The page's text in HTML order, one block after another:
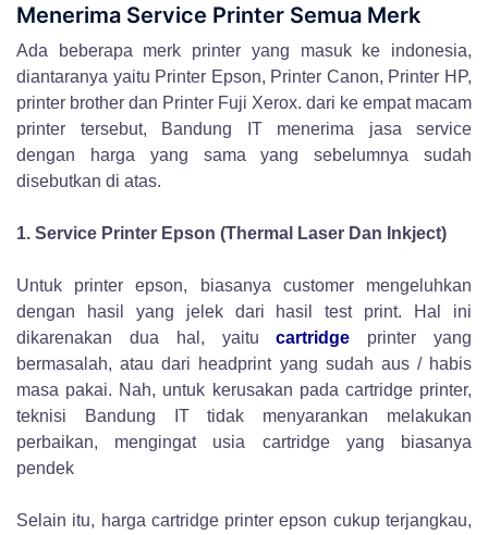
Menerima Service Printer Semua Merk
Ada beberapa merk printer yang masuk ke indonesia,
diantaranya yaitu Printer Epson, Printer Canon, Printer HP,
printer brother dan Printer Fuji Xerox. dari ke empat macam
printer tersebut, Bandung IT menerima jasa service
dengan harga yang sama yang sebelumnya sudah
disebutkan di atas.
1. Service Printer Epson (Thermal Laser Dan Inkject)
Untuk printer epson, biasanya customer mengeluhkan
dengan hasil yang jelek dari hasil test print. Hal ini
dikarenakan dua hal, yaitucartridge printer yang
bermasalah, atau dari headprint yang sudah aus / habis
masa pakai. Nah, untuk kerusakan pada cartridge printer,
teknisi Bandung IT tidak menyarankan melakukan
perbaikan, mengingat usia cartridge yang biasanya
pendek
Selain itu, harga cartridge printer epson cukup terjangkau,